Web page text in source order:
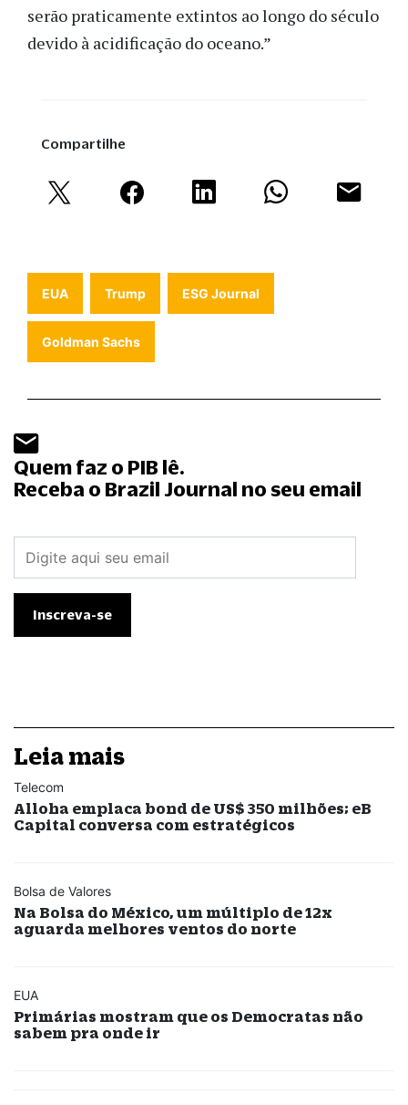
serão praticamente extintos ao longo do século
devido à acidificação do oceano.”
Compartilhe
EUA Trump ESG Journal
Goldman Sachs
Quem faz o PIB lê.
Receba o Brazil Journal no seu email
Leia mais
Telecom
Alloha emplaca bond de US$ 350 milhões; eB
Capital conversa com estratégicos
Bolsa de Valores
Na Bolsa do México, um múltiplo de 12x
aguarda melhores ventos do norte
EUA
Primárias mostram que os Democratas não
sabem pra onde ir